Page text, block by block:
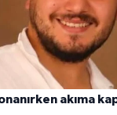
akıma